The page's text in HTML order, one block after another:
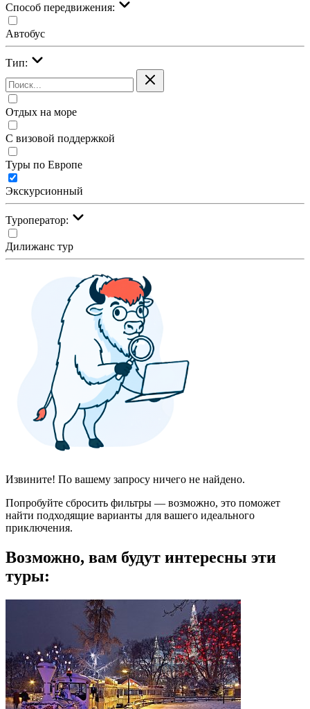
Cпособ передвижения:
Автобус
Тип:
Отдых на море
С визовой поддержкой
Туры по Европе
Экскурсионный
Туроператор:
Дилижанс тур
Извините! По вашему запросу ничего не найдено.
Попробуйте сбросить фильтры — возможно, это поможет
найти подходящие варианты для вашего идеального
приключения.
Возможно, вам будут интересны эти
туры: